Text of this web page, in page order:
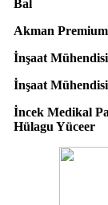
Bal
Akman
İnşaat
İnşaat
İncek Medikal
Hülagu Yüceer